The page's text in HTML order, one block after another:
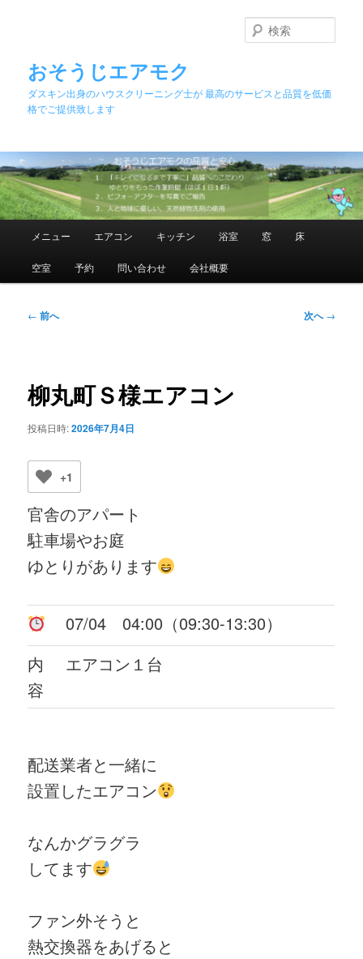
移
動
おそうじエアモク
ダスキン出身のハウスクリーニング士が 最高のサービスと品質を低価
格でご提供致します
索
メ
メニュー エアコン キッチン 浴室 窓 床
空室 予約 問い合わせ 会社概要
投
ゲ
ー
ョ
← 前へ 次へ→
柳丸町Ｓ様エアコン
投稿日時:2026年7月4日
+1
官舎のアパート
駐車場やお庭
ゆとりがあります
07/04 04:00（09:30-13:30）
内
容
エアコン１台
配送業者と一緒に
設置したエアコン
なんかグラグラ
してます
ファン外そうと
熱交換器をあげると